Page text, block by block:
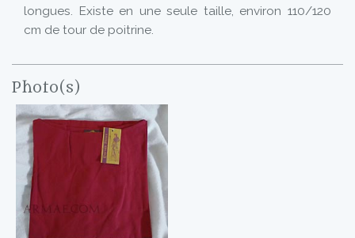
longues. Existe en une seule taille, environ 110/120
cm de tour de poitrine.
Photo(s)